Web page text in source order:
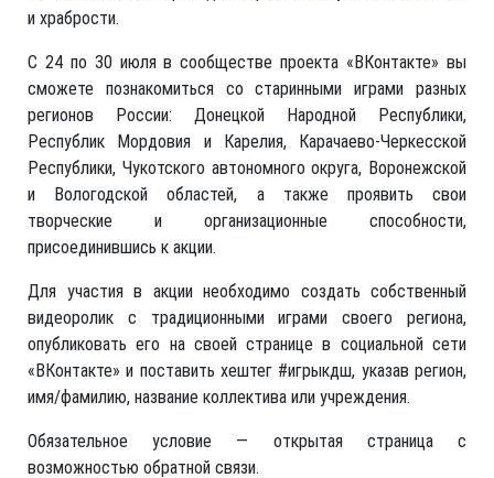
и храбрости.
С 24 по 30 июля в сообществе проекта «ВКонтакте» вы
сможете познакомиться со старинными играми разных
регионов России: Донецкой Народной Республики,
Республик Мордовия и Карелия, Карачаево-Черкесской
Республики, Чукотского автономного округа, Воронежской
и Вологодской областей, а также проявить свои
творческие и организационные способности,
присоединившись к акции.
Для участия в акции необходимо создать собственный
видеоролик с традиционными играми своего региона,
опубликовать его на своей странице в социальной сети
«ВКонтакте» и поставить хештег #игрыкдш, указав регион,
имя/фамилию, название коллектива или учреждения.
Обязательное условие — открытая страница с
возможностью обратной связи.